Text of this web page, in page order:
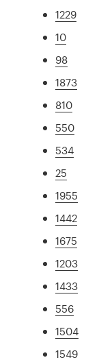
1229
10
98
1873
810
550
534
25
1955
1442
1675
1203
1433
556
1504
1549